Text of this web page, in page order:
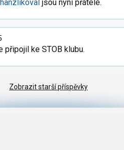
hanzlikoval jsou nyní přátelé.
připojil ke STOB klubu.
Zobrazit starší příspěvky